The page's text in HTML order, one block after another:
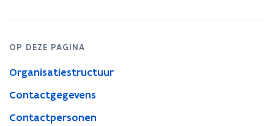
Personen
een
OP DEZE PAGINA
Organisatiestructuur
Contactgegevens
Contactpersonen